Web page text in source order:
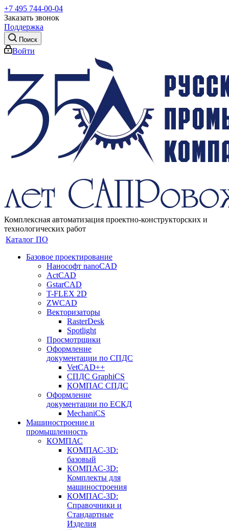
+7 495 744-00-04
Заказать звонок
Поддержка
Поиск
Войти
Комплексная автоматизация проектно-конструкторских и
технологических работ
Каталог ПО
Базовое проектирование
Нанософт nanoCAD
ActCAD
GstarCAD
T-FLEX 2D
ZWCAD
Векторизаторы
RasterDesk
Spotlight
Просмотрщики
Оформление
документации по СПДС
VetCAD++
СПДС GraphiCS
КОМПАС СПДС
Оформление
документации по ЕСКД
MechaniCS
Машиностроение и
промышленность
КОМПАС
КОМПАС-3D:
базовый
КОМПАС-3D:
Комплекты для
машиностроения
КОМПАС-3D:
Справочники и
Стандартные
Изделия